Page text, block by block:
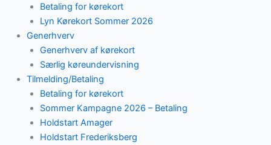
Betaling for kørekort
Lyn Kørekort Sommer 2026
Generhverv
Generhverv af kørekort
Særlig køreundervisning
Tilmelding/Betaling
Betaling for kørekort
Sommer Kampagne 2026 – Betaling
Holdstart Amager
Holdstart Frederiksberg